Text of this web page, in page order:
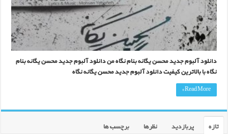
دانلود آلبوم جدید محسن یگانه بنام نگاه من دانلود آلبوم جدید محسن یگانه بنام
نگاه با بالاترین کیفیت دانلود آلبوم جدید محسن یگانه نگاه
Read More »
تازه پربازدید نظرها
برچسب ها